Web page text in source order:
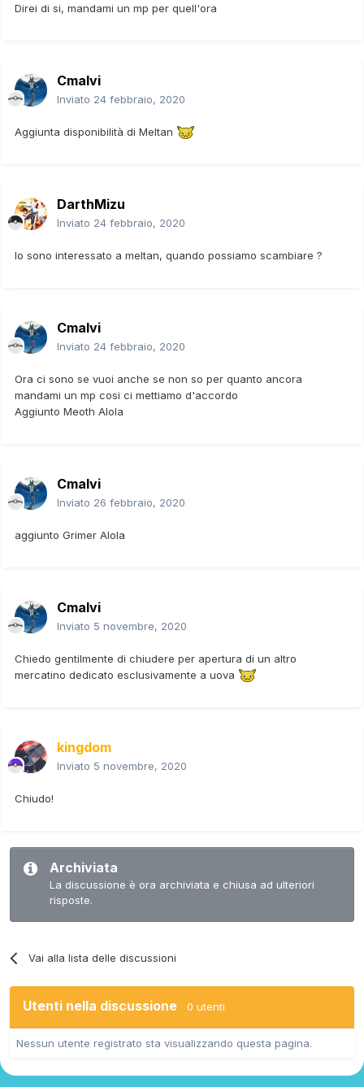
Direi di si, mandami un mp per quell'ora
Cmalvi
Inviato 24 febbraio, 2020
Aggiunta disponibilità di Meltan
DarthMizu
Inviato 24 febbraio, 2020
Io sono interessato a meltan, quando possiamo scambiare ?
Cmalvi
Inviato 24 febbraio, 2020
Ora ci sono se vuoi anche se non so per quanto ancora
mandami un mp cosi ci mettiamo d'accordo
Aggiunto Meoth Alola
Cmalvi
Inviato 26 febbraio, 2020
aggiunto Grimer Alola
Cmalvi
Inviato 5 novembre, 2020
Chiedo gentilmente di chiudere per apertura di un altro
mercatino dedicato esclusivamente a uova
kingdom
Inviato 5 novembre, 2020
Chiudo!
Archiviata
La discussione è ora archiviata e chiusa ad ulteriori
risposte.
Vai alla lista delle discussioni
Utenti nella discussione 0 utenti
Nessun utente registrato sta visualizzando questa pagina.